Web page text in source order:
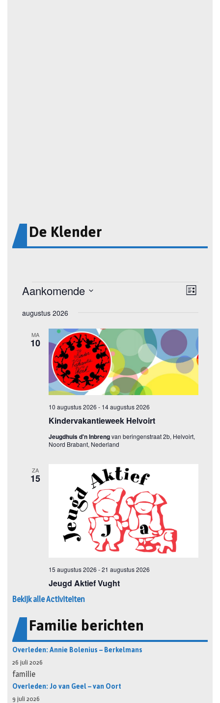
De Klender
Bekijk alle Activiteiten
Familie berichten
Overleden: Annie Bolenius – Berkelmans
26 juli 2026
familie
Overleden: Jo van Geel – van Oort
9 juli 2026